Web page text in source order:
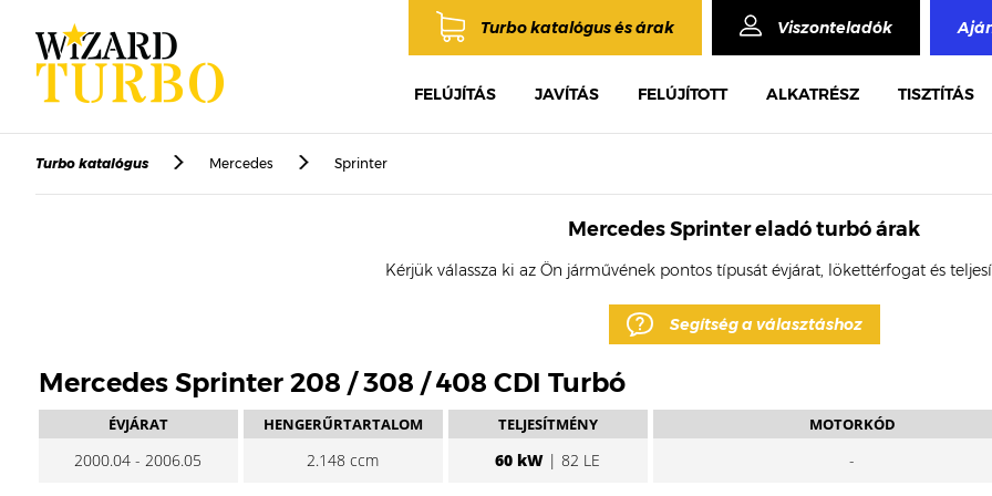
Turbo katalógus és árak Viszonteladók
FELÚJÍTÁS JAVÍTÁS FELÚJÍTOTT ALKATRÉSZ TISZTÍTÁS
Turbo katalógus Mercedes Sprinter
Mercedes Sprinter eladó turbó árak
Kérjük válassza ki az Ön járművének pontos típusát évjárat, lökettérfogat és
Segítség a választáshoz
Mercedes Sprinter 208 / 308 / 408 CDI Turbó
ÉVJÁRAT
2000.04 - 2006.05
HENGERŰRTARTALOM
2.148 ccm
TELJESÍTMÉNY
60 kW | 82 LE
MOTORKÓD
-